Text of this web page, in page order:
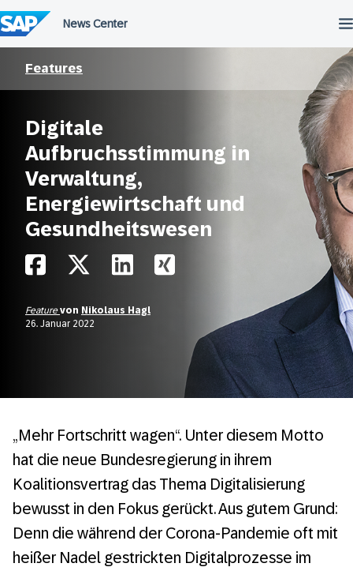
Features
Digitale
Aufbruchsstimmung in
Verwaltung,
Energiewirtschaft und
Gesundheitswesen
Featurevon Nikolaus Hagl
26. Januar 2022
„Mehr Fortschritt wagen“. Unter diesem Motto
hat die neue Bundesregierung in ihrem
Koalitionsvertrag das Thema Digitalisierung
bewusst in den Fokus gerückt. Aus gutem Grund:
Denn die während der Corona-Pandemie oft mit
heißer Nadel gestrickten Digitalprozesse im